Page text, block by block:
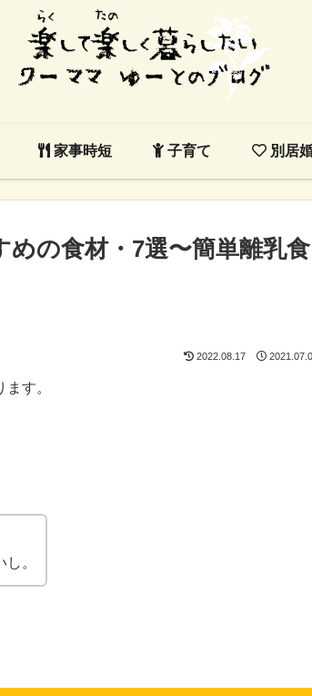
家事時短 子育て 別居
めの食材・7選〜簡単離乳食
2022.08.17
す。
。